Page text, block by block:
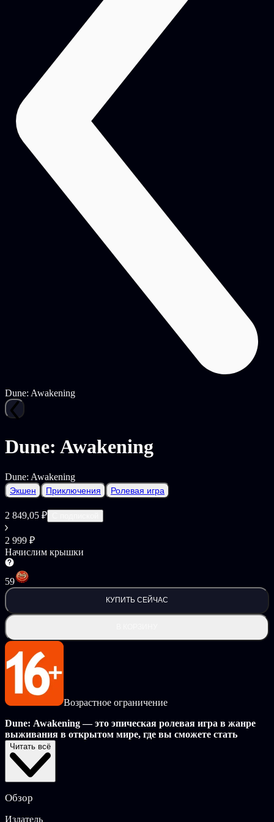
Dune: Awakening
Dune: Awakening
Dune: Awakening
Экшен Приключения Ролевая игра
2 849,05 ₽
2 999 ₽
Начислим крышки
59
КУПИТЬ СЕЙЧАС
Возрастное ограничение
Dune: Awakening — это эпическая ролевая игра в жанре
выживания в открытом мире, где вы сможете стать
частью легендарной вселенной «Дюны».
Орден сестер Бене Гессерит избрал вас, чтобы отправиться на
Арракис и раскрыть тайну исчезновения фрименов. Посетите
повстречайте знакомых персонажей — герцога Лето
Читать всё
Обзор
Издатель